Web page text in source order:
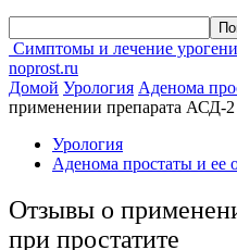
Симптомы и лечение
noprost.ru
Домой Урология Аденома
применении препарата АСД-2
Урология
Аденома простаты и ее
Отзывы о
при простатите